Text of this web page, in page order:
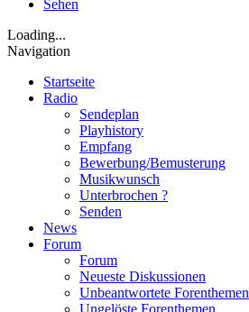
Sehen
Loading...
Navigation
Startseite
Radio
Sendeplan
Playhistory
Empfang
Bewerbung/Bemusterung
Musikwunsch
Unterbrochen ?
Senden
News
Forum
Forum
Neueste Diskussionen
Unbeantwortete Forenthemen
Ungelöste Forenthemen